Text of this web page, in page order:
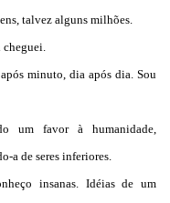
talvez alguns milhões.
cheguei.
minuto, dia após dia. Sou
um favor à humanidade,
a de seres inferiores.
insanas. Idéias de um